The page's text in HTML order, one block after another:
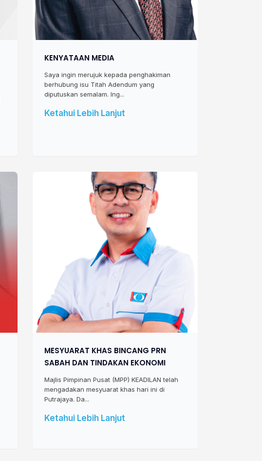
KENYATAAN MEDIA
Saya ingin merujuk kepada penghakiman
berhubung isu Titah Adendum yang
diputuskan semalam. Ing...
Ketahui Lebih Lanjut
MESYUARAT KHAS BINCANG PRN
SABAH DAN TINDAKAN EKONOMI
Majlis Pimpinan Pusat (MPP) KEADILAN telah
mengadakan mesyuarat khas hari ini di
Putrajaya. Da...
Ketahui Lebih Lanjut